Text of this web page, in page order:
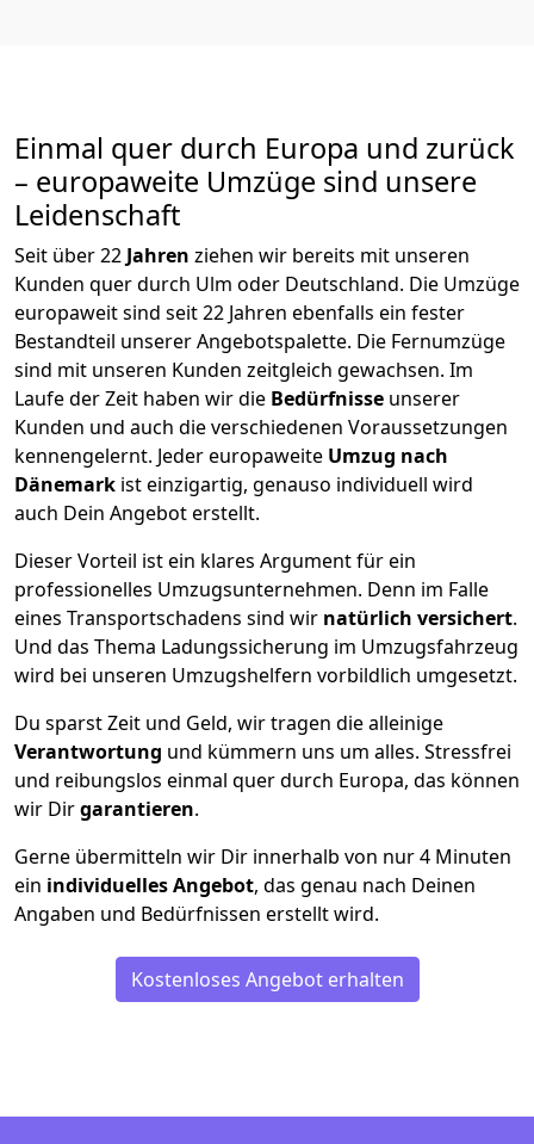
Einmal quer durch Europa und zurück
– europaweite Umzüge sind unsere
Leidenschaft
Seit über22 Jahren ziehen wir bereits mit unseren
Kunden quer durch Ulm oder Deutschland. Die Umzüge
europaweit sind seit22 Jahren ebenfalls ein fester
Bestandteil unserer Angebotspalette. Die Fernumzüge
sind mit unseren Kunden zeitgleich gewachsen. Im
Laufe der Zeit haben wir die Bedürfnisse unserer
Kunden und auch die verschiedenen Voraussetzungen
kennengelernt. Jeder europaweite Umzug nach
Dänemark ist einzigartig, genauso individuell wird
auch Dein Angebot erstellt.
Dieser Vorteil ist ein klares Argument für ein
professionelles Umzugsunternehmen. Denn im Falle
eines Transportschadens sind wir natürlich versichert.
Und das Thema Ladungssicherung im Umzugsfahrzeug
wird bei unseren Umzugshelfern vorbildlich umgesetzt.
Du sparst Zeit und Geld, wir tragen die alleinige
Verantwortung und kümmern uns um alles. Stressfrei
und reibungslos einmal quer durch Europa, das können
wir Dirgarantieren.
Gerne übermitteln wir Dir innerhalb von nur4 Minuten
ein individuelles Angebot, das genau nach Deinen
Angaben und Bedürfnissen erstellt wird.
Kostenloses Angebot erhalten